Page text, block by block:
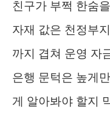
친구가 부쩍 한숨
자재 값은 천정부
까지 겹쳐 운영 자
은행 문턱은 높게
게 알아봐야 할지